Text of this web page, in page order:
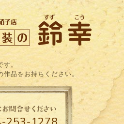
。
品をお持ちください。